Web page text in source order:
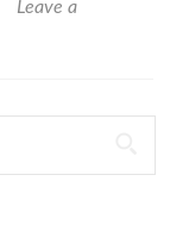
nghiệp
Nhanh
Leave a